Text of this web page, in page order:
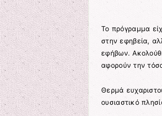
Το πρόγραμμα
στην εφηβεία,
εφήβων.
αφορούν την
Θερμά
ουσιαστικό